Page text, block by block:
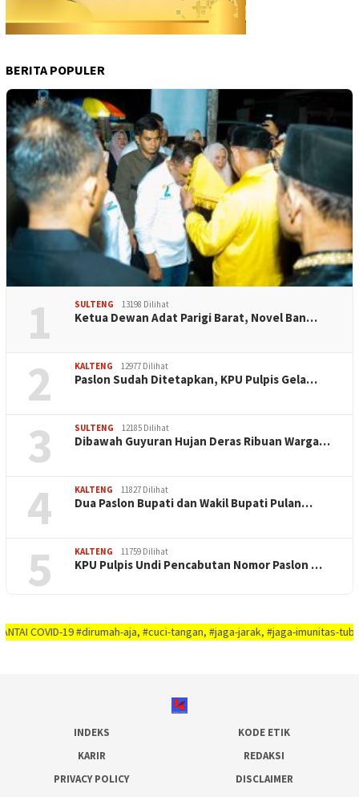
BERITA POPULER
1 SULTENG 13198 Dilihat
Ketua Dewan Adat Parigi Barat, Novel Ban…
2 KALTENG 12977 Dilihat
Paslon Sudah Ditetapkan, KPU Pulpis Gela…
3 SULTENG 12185 Dilihat
Dibawah Guyuran Hujan Deras Ribuan Warga…
4 KALTENG 11827 Dilihat
Dua Paslon Bupati dan Wakil Bupati Pulan…
5 KALTENG 11759 Dilihat
KPU Pulpis Undi Pencabutan Nomor Paslon …
19 #dirumah-aja, #cuci-tangan, #jaga-jarak, #jaga-imunitas-tubuh,
INDEKS
KODE ETIK
KARIR
REDAKSI
PRIVACY POLICY
DISCLAIMER